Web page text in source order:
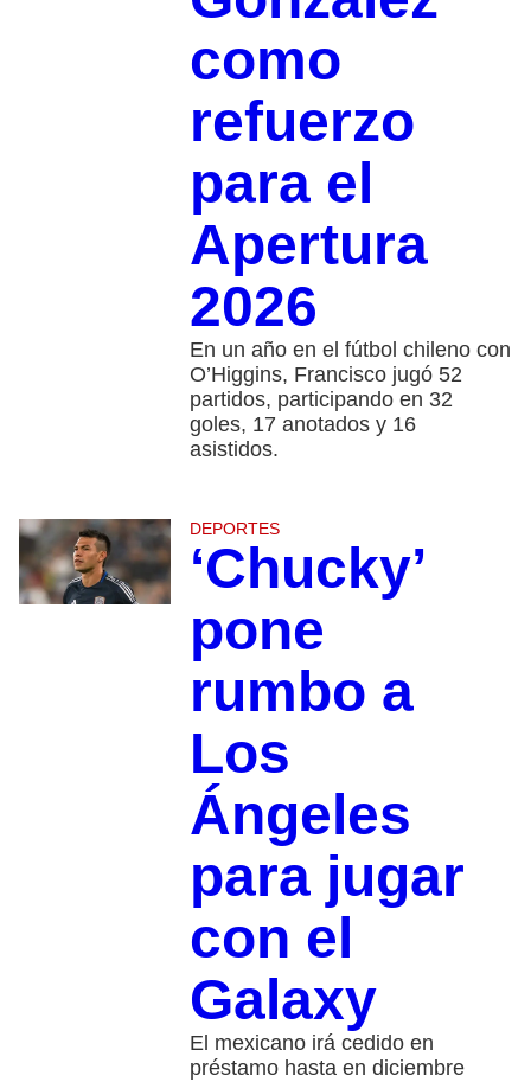
como
refuerzo
para el
Apertura
2026
En un año en el fútbol chileno con
O’Higgins, Francisco jugó 52
partidos, participando en 32
goles, 17 anotados y 16
asistidos.
DEPORTES
‘Chucky’
pone
rumbo a
Los
Ángeles
para jugar
con el
Galaxy
El mexicano irá cedido en
préstamo hasta en diciembre